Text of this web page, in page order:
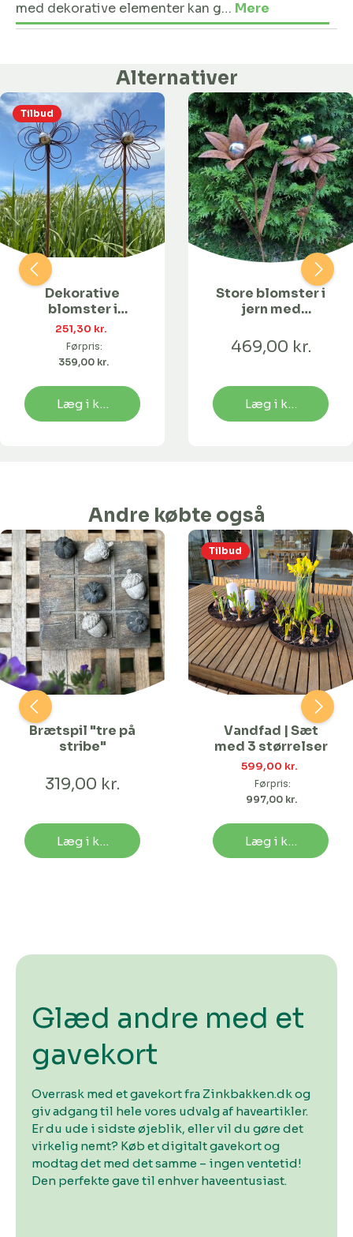
med dekorative elementer kan g… Mere
Alternativer
Tilbud
Dekorative
blomster i
trådmønster og
sølvfarvet kugle
- 2 stk. i sættet
251,30 kr.
Førpris:
359,00 kr.
Læg i kurv
Store blomster i
jern med
- sæt med 2 stk.
469,00 kr.
Læg i kurv
Andre købte også
Brætspil "tre på
stribe"
319,00 kr.
Læg i kurv
Tilbud
Vandfad | Sæt
med 3 størrelser
599,00 kr.
Førpris:
997,00 kr.
Læg i kurv
Glæd andre med et
gavekort
Overrask med et gavekort fra Zinkbakken.dk og
giv adgang til hele vores udvalg af haveartikler.
Er du ude i sidste øjeblik, eller vil du gøre det
virkelig nemt? Køb et digitalt gavekort og
modtag det med det samme – ingen ventetid!
Den perfekte gave til enhver haveentusiast.